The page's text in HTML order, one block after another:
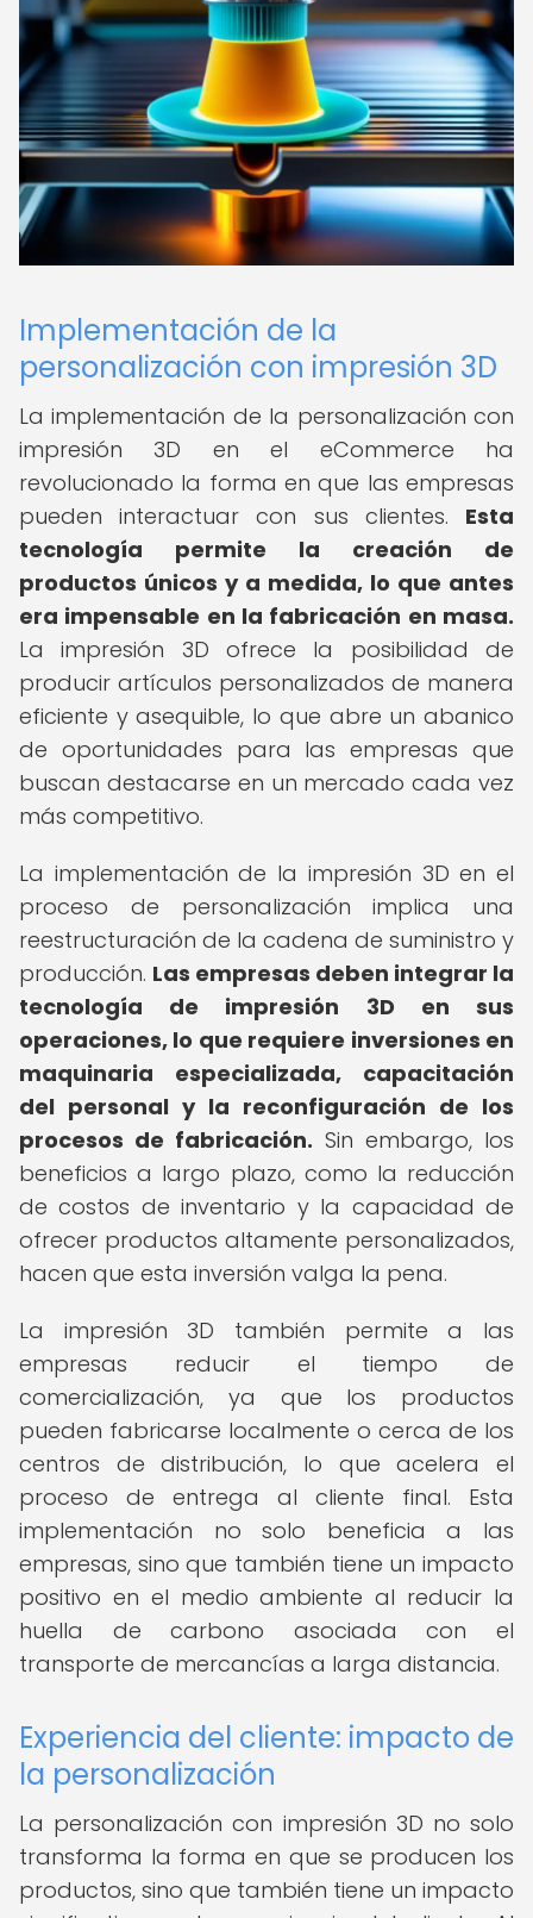
Implementación de la
personalización con impresión 3D
La implementación de la personalización con
impresión 3D en el eCommerce ha
revolucionado la forma en que las empresas
pueden interactuar con sus clientes. Esta
tecnología permite la creación de
productos únicos y a medida, lo que antes
era impensable en la fabricación en masa.
La impresión 3D ofrece la posibilidad de
producir artículos personalizados de manera
eficiente y asequible, lo que abre un abanico
de oportunidades para las empresas que
buscan destacarse en un mercado cada vez
más competitivo.
La implementación de la impresión 3D en el
proceso de personalización implica una
reestructuración de la cadena de suministro y
producción. Las empresas deben integrar la
tecnología de impresión 3D en sus
operaciones, lo que requiere inversiones en
maquinaria especializada, capacitación
del personal y la reconfiguración de los
procesos de fabricación. Sin embargo, los
beneficios a largo plazo, como la reducción
de costos de inventario y la capacidad de
ofrecer productos altamente personalizados,
hacen que esta inversión valga la pena.
La impresión 3D también permite a las
empresas reducir el tiempo de
comercialización, ya que los productos
pueden fabricarse localmente o cerca de los
centros de distribución, lo que acelera el
proceso de entrega al cliente final. Esta
implementación no solo beneficia a las
empresas, sino que también tiene un impacto
positivo en el medio ambiente al reducir la
huella de carbono asociada con el
transporte de mercancías a larga distancia.
Experiencia del cliente: impacto de
la personalización
La personalización con impresión 3D no solo
transforma la forma en que se producen los
productos, sino que también tiene un impacto